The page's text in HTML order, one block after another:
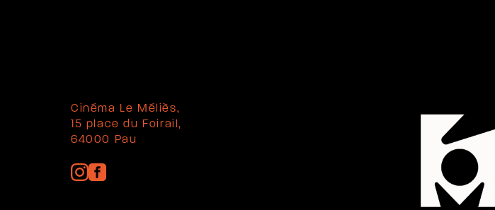
Cinéma Le Méliès,
15 place du Foirail,
64000 Pau